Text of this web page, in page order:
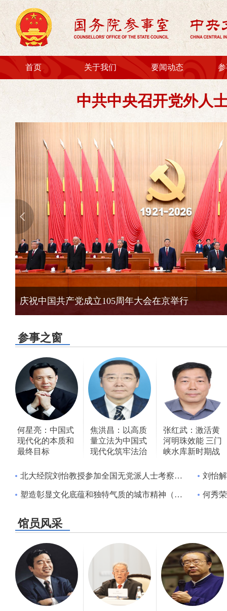
首页 关于我们
国务院参事室领导
中央文史研究馆馆员
参事室特约研究员
文史馆特约研究员
法规文件
政府信息公开
要闻动态
室馆动态
中共中央召开党外人
庆祝中国共产党成立105周年大会在京举行
参事之窗
何星亮：中国式
现代化的本质和
最终目标
焦洪昌：以高质
量立法为中国式
现代化筑牢法治
张红武：激活黄
河明珠效能 三门
峡水库新时期战
北大经院刘怡教授参加全国无党派人士考察团并出席建设强大国内市场调研协商座谈会
塑造彰显文化底蕴和独特气质的城市精神（专题深思）
刘怡解读
何秀
馆员风采